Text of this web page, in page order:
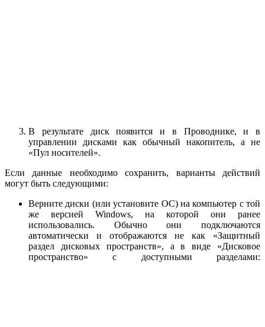
В результате диск появится и в Проводнике, и в
управлении дисками как обычный накопитель, а не
«Пул носителей».
Если данные необходимо сохранить, варианты действий
могут быть следующими:
Верните диски (или установите ОС) на компьютер с той
же версией Windows, на которой они ранее
использовались. Обычно они подключаются
автоматически и отображаются не как «Защитный
раздел дисковых пространств», а в виде «Дисковое
пространство» с доступными разделами: